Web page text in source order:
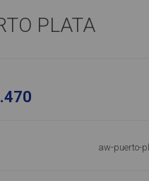
PLATA
aw-puerto-